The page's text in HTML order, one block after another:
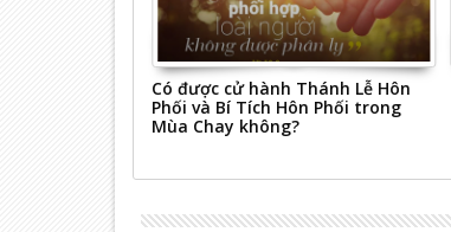
Có được cử hành Thánh Lễ Hôn
Phối và Bí Tích Hôn Phối trong
Mùa Chay không?